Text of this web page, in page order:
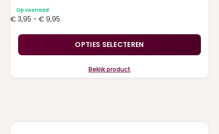
Op voorraad
€ 3,95 - € 9,95
€ 9,95OPTIES SELECTEREN
Bekijk product